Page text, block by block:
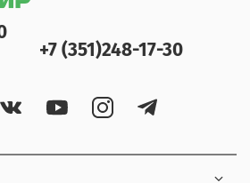
+7 (351)248-17-30